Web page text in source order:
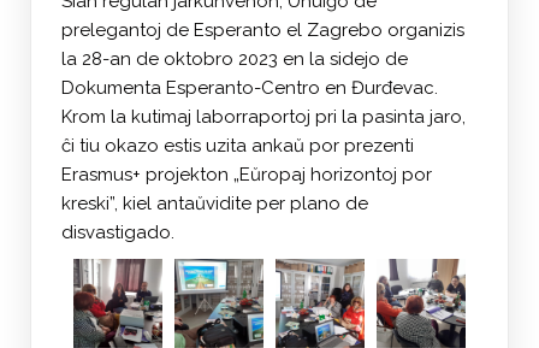
prelegantoj de Esperanto el Zagrebo organizis
la 28-an de oktobro 2023 en la sidejo de
Dokumenta Esperanto-Centro en Đurđevac.
Krom la kutimaj laborraportoj pri la pasinta jaro,
ĉi tiu okazo estis uzita ankaŭ por prezenti
Erasmus+ projekton „Eŭropaj horizontoj por
kreski”, kiel antaŭvidite per plano de
disvastigado.